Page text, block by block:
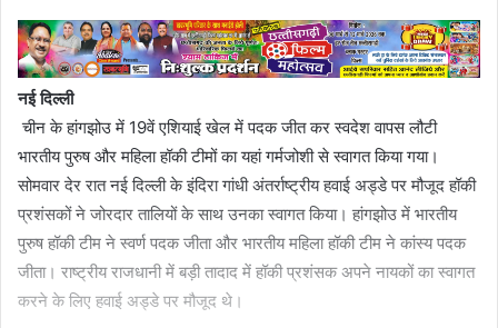
नई दिल्ली
चीन के हांगझोउ में 19वें एशियाई खेल में पदक जीत कर स्वदेश वापस लौटी
भारतीय पुरुष और महिला हॉकी टीमों का यहां गर्मजोशी से स्वागत किया गया।
सोमवार देर रात नई दिल्ली के इंदिरा गांधी अंतर्राष्ट्रीय हवाई अड्डे पर मौजूद हॉकी
प्रशंसकों ने जोरदार तालियों के साथ उनका स्वागत किया। हांगझोउ में भारतीय
पुरुष हॉकी टीम ने स्वर्ण पदक जीता और भारतीय महिला हॉकी टीम ने कांस्य पदक
जीता। राष्ट्रीय राजधानी में बड़ी तादाद में हॉकी प्रशंसक अपने नायकों का स्वागत
करने के लिए हवाई अड्डे पर मौजूद थे।